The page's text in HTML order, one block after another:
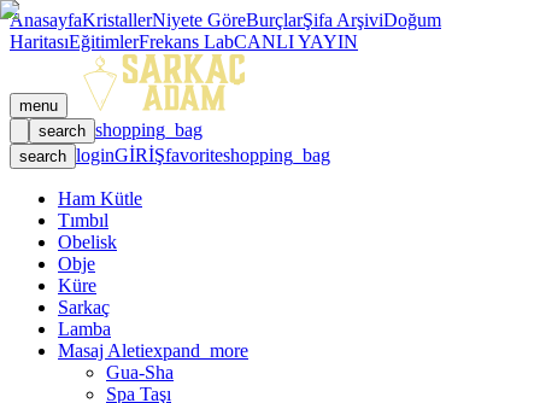
AnasayfaKristallerNiyete GöreBurçlarŞifa ArşiviDoğum
HaritasıEğitimlerFrekans LabCANLI YAYIN
menu
search shopping_bag
search loginGİRİŞfavoriteshopping_bag
Ham Kütle
Tımbıl
Obelisk
Obje
Küre
Sarkaç
Lamba
Masaj Aletiexpand_more
Gua-Sha
Spa Taşı